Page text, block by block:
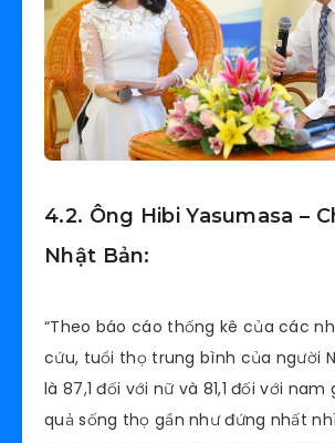
4.2. Ông Hibi Yasumasa –
Nhật Bản:
“Theo báo cáo thống kê của các
cứu, tuổi thọ trung bình của người
là 87,1 đối với nữ và 81,1 đối với nam
quả sống thọ gần như đứng nhất